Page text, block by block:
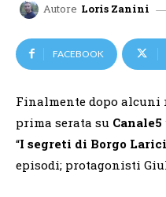
Autore Loris Zanini
FACEBOOK
Finalmente dopo
prima serata su Canale5
“I segreti di Borgo Larici
episodi; protagonisti